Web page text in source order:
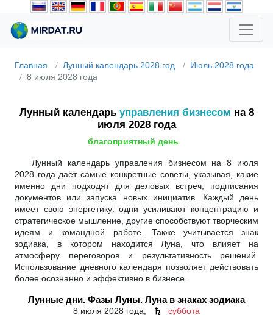
Главная Лунный календарь 2028 год
Июль 2028 года
8 июля 2028 года
Лунный календарь управления бизнесом на 8
июля 2028 года
благоприятный день
Лунный календарь управления бизнесом на 8 июля
2028 года даёт самые конкретные советы, указывая, какие
именно дни подходят для деловых встреч, подписания
документов или запуска новых инициатив. Каждый день
имеет свою энергетику: одни усиливают концентрацию и
стратегическое мышление, другие способствуют творческим
идеям и командной работе. Также учитывается знак
зодиака, в котором находится Луна, что влияет на
атмосферу переговоров и результативность решений.
Использование дневного календаря позволяет действовать
более осознанно и эффективно в бизнесе.
Лунные дни. Фазы Луны. Луна в знаках зодиака
8 июля 2028 года, ♄ суббота